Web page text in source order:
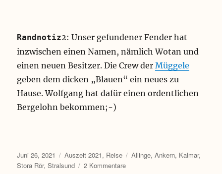
e
c
h
a
n
g
d
e
a
o
m
n
d
Z
i
Randnotiz2: Unser gefundener Fender hat
inzwischen einen Namen, nämlich Wotan und
einen neuen Besitzer. Die Crew derMüggele
geben dem dicken „Blauen“ ein neues zu
Hause. Wolfgang hat dafür einen ordentlichen
Bergelohn bekommen;-)
Veröffentlicht
am
Juni 26, 2021 Kategorien
Auszeit 2021, Reise Schlagwörter
Allinge,Ankern, Kalmar,
Stora Rör,Stralsund 2 Kommentarezu